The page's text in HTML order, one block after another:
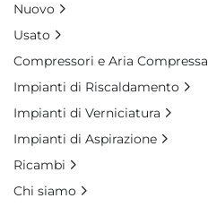
Nuovo
Usato
Compressori e Aria Compressa
Impianti di Riscaldamento
Impianti di Verniciatura
Impianti di Aspirazione
Ricambi
Chi siamo